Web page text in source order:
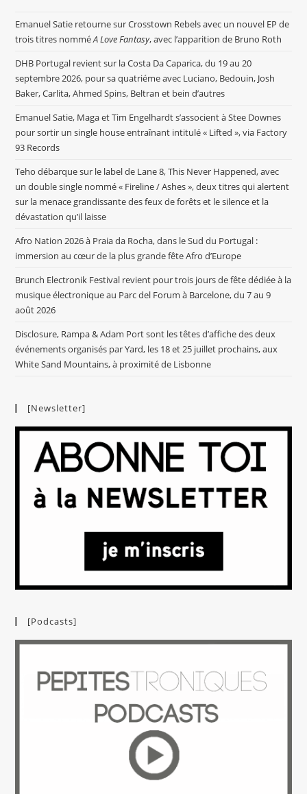
Emanuel Satie retourne sur Crosstown Rebels avec un nouvel EP de
trois titres nomméA Love Fantasy, avec l’apparition de Bruno Roth
DHB Portugal revient sur la Costa Da Caparica, du 19 au 20
septembre 2026, pour sa quatriéme avec Luciano, Bedouin, Josh
Baker, Carlita, Ahmed Spins, Beltran et bein d’autres
Emanuel Satie, Maga et Tim Engelhardt s’associent à Stee Downes
pour sortir un single house entraînant intitulé « Lifted », via Factory
93 Records
Teho débarque sur le label de Lane 8, This Never Happened, avec
un double single nommé « Fireline / Ashes », deux titres qui alertent
sur la menace grandissante des feux de forêts et le silence et la
dévastation qu’il laisse
Afro Nation 2026 à Praia da Rocha, dans le Sud du Portugal :
immersion au cœur de la plus grande fête Afro d’Europe
Brunch Electronik Festival revient pour trois jours de fête dédiée à la
musique électronique au Parc del Forum à Barcelone, du 7 au 9
août 2026
Disclosure, Rampa & Adam Port sont les têtes d’affiche des deux
événements organisés par Yard, les 18 et 25 juillet prochains, aux
White Sand Mountains, à proximité de Lisbonne
[Newsletter]
[Podcasts]